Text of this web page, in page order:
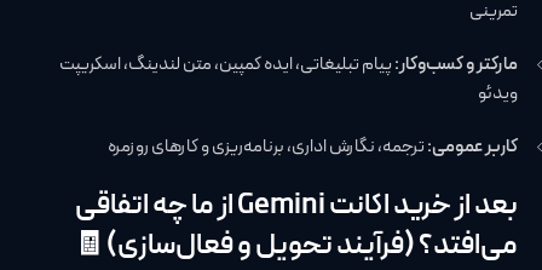
تمرینی
مارکتر و کسب‌وکار:پیام تبلیغاتی، ایده کمپین، متن لندینگ، اسکریپت
ویدئو
کاربر عمومی:ترجمه، نگارش اداری، برنامه‌ریزی و کارهای روزمره
بعد از خرید اکانت Gemini از ما چه اتفاقی
می‌افتد؟ (فرآیند تحویل و فعال‌سازی) 🧾